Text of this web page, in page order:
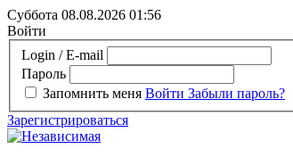
Суббота 08.08.2026 01:56
Войти
Login / E-mail
Пароль
Запомнить меня Войти Забыли пароль?
Зарегистрироваться